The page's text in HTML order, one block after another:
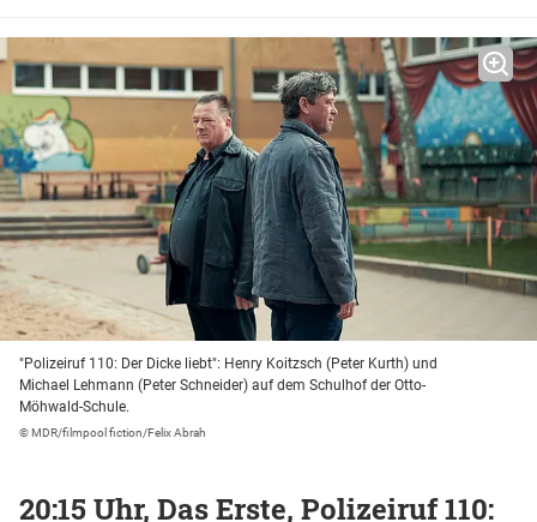
"Polizeiruf 110: Der Dicke liebt": Henry Koitzsch (Peter Kurth) und
Michael Lehmann (Peter Schneider) auf dem Schulhof der Otto-
Möhwald-Schule.
© MDR/filmpool fiction/Felix Abrah
20:15 Uhr, Das Erste, Polizeiruf 110: